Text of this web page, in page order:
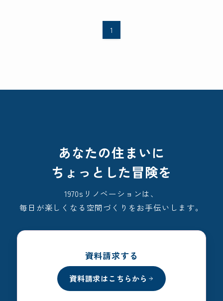
1
あなたの住まいに
ちょっとした冒険を
1970sリノベーションは、
毎日が楽しくなる空間づくりをお手伝いします。
資料請求する
資料請求はこちらから